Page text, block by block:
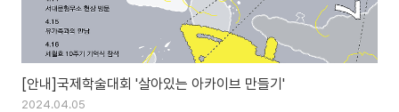
[안내]국제학술대회 '살아있는 아카이브 만들기'
2024.04.05